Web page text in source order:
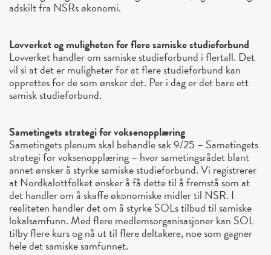
adskilt fra NSRs økonomi.
Lovverket og muligheten for flere samiske studieforbund
Lovverket handler om samiske studieforbund i flertall. Det
vil si at det er muligheter for at flere studieforbund kan
opprettes for de som ønsker det. Per i dag er det bare ett
samisk studieforbund.
Sametingets strategi for voksenopplæring
Sametingets plenum skal behandle sak 9/25 – Sametingets
strategi for voksenopplæring – hvor sametingsrådet blant
annet ønsker å styrke samiske studieforbund. Vi registrerer
at Nordkalottfolket ønsker å få dette til å fremstå som at
det handler om å skaffe økonomiske midler til NSR. I
realiteten handler det om å styrke SOLs tilbud til samiske
lokalsamfunn. Med flere medlemsorganisasjoner kan SOL
tilby flere kurs og nå ut til flere deltakere, noe som gagner
hele det samiske samfunnet.